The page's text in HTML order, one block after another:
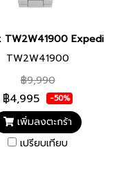
Slack Tide นาฬิกาข้อมือ
TW2W41900
TW2W41900
฿9,990
฿4,995 -50%
เพิ่มลงตะกร้า
เปรียบเทียบ